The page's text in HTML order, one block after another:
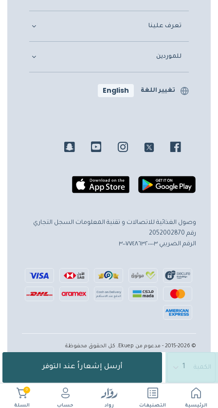
الرئيسية التصنيفات رواد حساب
0
السلة
الكمية أرسل إشعاراً عند التوفر
تعرف علينا
للموردين
تغيير اللغة English
وصول الغذائية للاتصالات و تقنية المعلومات السجل التجاري
رقم 2052002870
الرقم الضريبي ٣٠٠٧٧٤٨٦٣٢٠٠٠٠٣
© 2015-2026 - مدعوم من Ekuep. كل الحقوق محفوظة